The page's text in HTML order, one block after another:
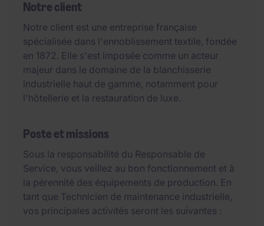
Notre client
Notre client est une entreprise française
spécialisée dans l'ennoblissement textile, fondée
en 1872. Elle s'est imposée comme un acteur
majeur dans le domaine de la blanchisserie
industrielle haut de gamme, notamment pour
l'hôtellerie et la restauration de luxe.
Poste et missions
Sous la responsabilité du Responsable de
Service, vous veillez au bon fonctionnement et à
la pérennité des équipements de production. En
tant que Technicien de maintenance industrielle,
vos principales activités seront les suivantes :